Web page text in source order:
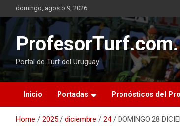
to
content
domingo, agosto 9, 2026
Portal de Turf del Uruguay
Inicio Portadas Pronósticos del
Home 2025 diciembre 24 DOMINGO 28